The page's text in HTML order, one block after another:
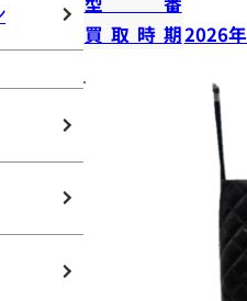
買取時期2026